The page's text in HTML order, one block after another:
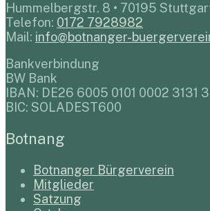
Hummelbergstr. 8 • 70195
Telefon: 0172 7928982
Mail: info@botnanger-
Bankverbindung
BW Bank
IBAN: DE26 6005 0101 0002 3131
BIC: SOLADEST600
Botnang
Botnanger Bürgerverein
Mitglieder
Satzung